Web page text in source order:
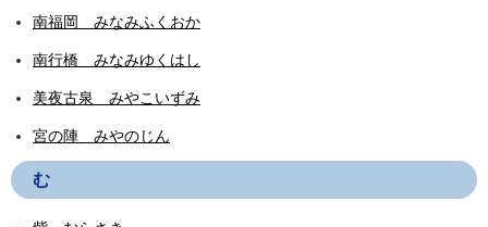
南福岡 みなみふくおか
南行橋 みなみゆくはし
美夜古泉 みやこいずみ
宮の陣 みやのじん
む